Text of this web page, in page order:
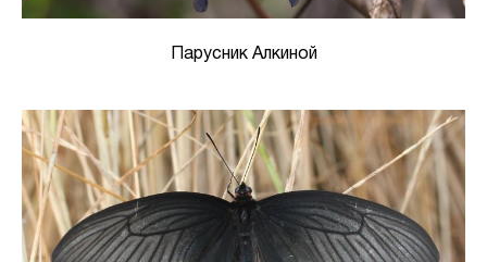
Парусник Алкиной